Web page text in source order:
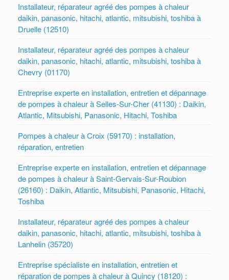
Installateur, réparateur agréé des pompes à chaleur
daikin, panasonic, hitachi, atlantic, mitsubishi, toshiba à
Druelle (12510)
Installateur, réparateur agréé des pompes à chaleur
daikin, panasonic, hitachi, atlantic, mitsubishi, toshiba à
Chevry (01170)
Entreprise experte en installation, entretien et dépannage
de pompes à chaleur à Selles-Sur-Cher (41130) : Daikin,
Atlantic, Mitsubishi, Panasonic, Hitachi, Toshiba
Pompes à chaleur à Croix (59170) : installation,
réparation, entretien
Entreprise experte en installation, entretien et dépannage
de pompes à chaleur à Saint-Gervais-Sur-Roubion
(26160) : Daikin, Atlantic, Mitsubishi, Panasonic, Hitachi,
Toshiba
Installateur, réparateur agréé des pompes à chaleur
daikin, panasonic, hitachi, atlantic, mitsubishi, toshiba à
Lanhelin (35720)
Entreprise spécialiste en installation, entretien et
réparation de pompes à chaleur à Quincy (18120) :